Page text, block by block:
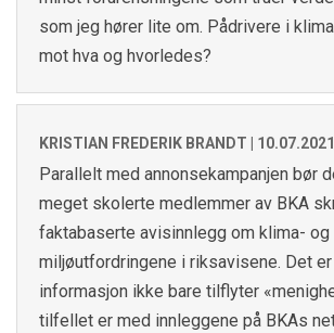
som jeg hører lite om. Pådrivere i
mot hva og hvorledes?
KRISTIAN FREDERIK BRANDT | 10.07.2021
Parallelt med annonsekampanjen bør
meget skolerte medlemmer av BKA
faktabaserte avisinnlegg om klima- og
miljøutfordringene i riksavisene. Det
informasjon ikke bare tilflyter
tilfellet er med innleggene på BKAs